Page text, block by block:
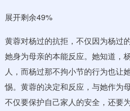
展开剩余49%
黄蓉对杨过的抗拒，不仅因为杨过
她身为母亲的本能反应。她知道，
人，而杨过那不拘小节的行为也让
惕。黄蓉的决定和反应，与她作为
不仅要保护自己家人的安全，还要